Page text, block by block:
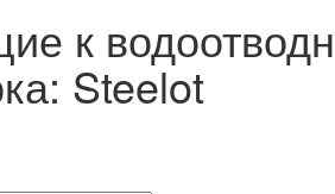
к
Steelot